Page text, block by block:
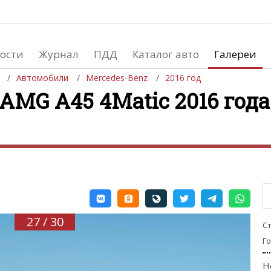
Журнал ПДД Каталог авто Галереи
Автомобили Mercedes-Benz 2016 год
A45 4Matic 2016
и автомобили
и мото
Список мировых автосалонов
27 / 30